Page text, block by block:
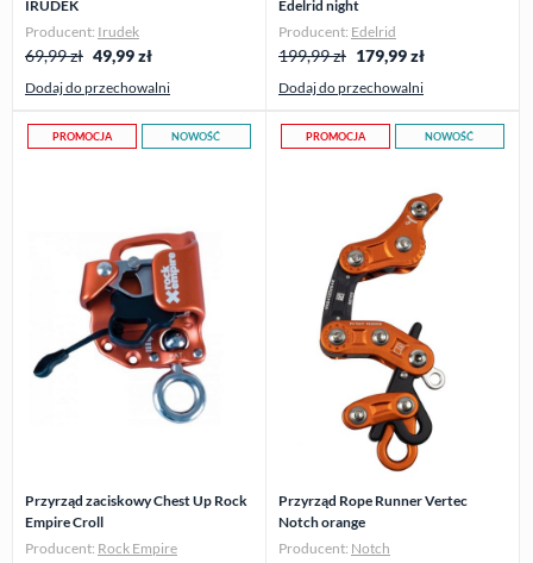
IRUDEK
Producent: Irudek
69,99 zł 49,99zł
Dodaj do przechowalni
Edelrid night
Producent: Edelrid
199,99 zł 179,99zł
Dodaj do przechowalni
PROMOCJA NOWOŚĆ
Przyrząd zaciskowy Chest Up Rock
Empire Croll
Producent: Rock Empire
PROMOCJA NOWOŚĆ
Przyrząd Rope Runner Vertec
Notch orange
Producent: Notch